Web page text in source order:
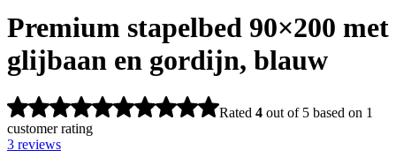
Premium stapelbed 90×200 met
glijbaan en gordijn, blauw
Rated 4 out of 5 based on 1
customer rating
3 reviews